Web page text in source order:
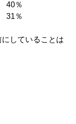
％
31％
していることは